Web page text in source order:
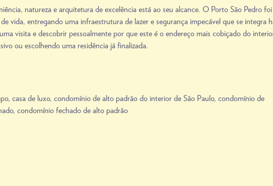
natureza e arquitetura de excelência está ao seu alcance. O Porto São Pedro
vida, entregando uma infraestrutura de lazer e segurança impecável que se integra
visita e descobrir pessoalmente por que este é o endereço mais cobiçado do
ou escolhendo uma residência já finalizada.
, casa de luxo, condomínio de alto padrão do interior de São Paulo, condomínio de
, condomínio fechado de alto padrão